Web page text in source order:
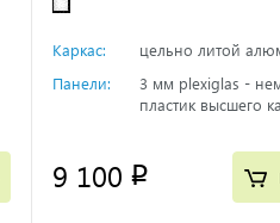
Каркас:
цельно литой
Панели:
3 мм plexiglas -
пластик высшего
9 100 p